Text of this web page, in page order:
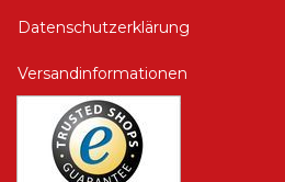
Datenschutzerklärung
Versandinformationen